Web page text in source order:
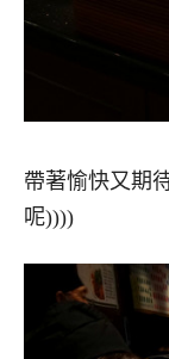
帶著愉快又期
呢))))